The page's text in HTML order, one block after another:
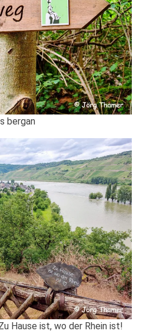
bergan
Hause ist, wo der Rhein ist!